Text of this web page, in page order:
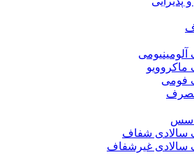
فومی
مصرف
سس
شفاف
غیرشفاف